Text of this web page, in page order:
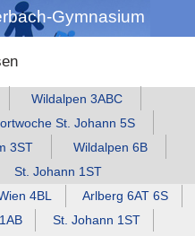
Gymnasium
Wildalpen 3ABC
St. Johann 5S
3ST
Wildalpen 6B
St. Johann 1ST
4BL
Arlberg 6AT 6S
St. Johann 1ST